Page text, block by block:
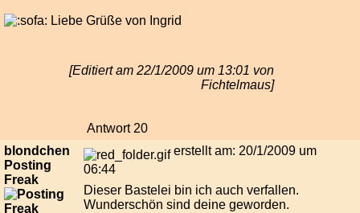
Liebe Grüße von Ingrid
[Editiert am 22/1/2009 um 13:01 von
Fichtelmaus]
Antwort 20
blondchen
Posting
Freak
erstellt am: 20/1/2009 um
06:44
Dieser Bastelei bin ich auch verfallen.
Wunderschön sind deine geworden.